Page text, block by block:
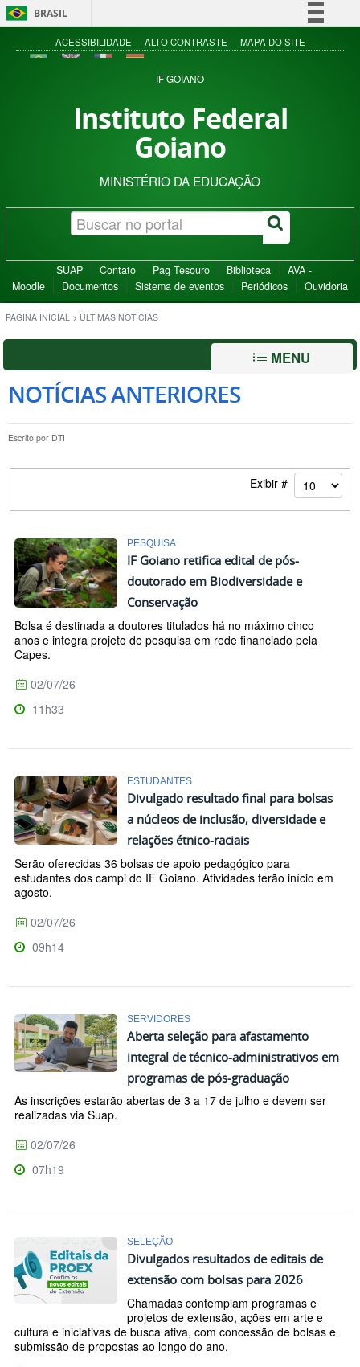
BRASIL
Simplifique!
Acesso à informação
ACESSIBILIDADE ALTO CONTRASTE MAPA DO SITE
IF GOIANO
Instituto Federal
Goiano
MINISTÉRIO DA EDUCAÇÃO
SUAP Contato Pag Tesouro Biblioteca
AVA -
Moodle
Documentos Sistema de eventos Periódicos Ouvidoria
PÁGINA INICIAL > ÚLTIMAS NOTÍCIAS
MENU
NOTÍCIAS ANTERIORES
Escrito por DTI
Exibir #
PESQUISA
IF Goiano retifica edital de pós-
doutorado em Biodiversidade e
Conservação
Bolsa é destinada a doutores titulados há no máximo cinco
anos e integra projeto de pesquisa em rede financiado pela
Capes.
02/07/26
11h33
ESTUDANTES
Divulgado resultado final para bolsas
a núcleos de inclusão, diversidade e
relações étnico-raciais
Serão oferecidas 36 bolsas de apoio pedagógico para
estudantes dos campi do IF Goiano. Atividades terão início em
agosto.
02/07/26
09h14
SERVIDORES
Aberta seleção para afastamento
integral de técnico-administrativos em
programas de pós-graduação
As inscrições estarão abertas de 3 a 17 de julho e devem ser
realizadas via Suap.
02/07/26
07h19
SELEÇÃO
Divulgados resultados de editais de
extensão com bolsas para 2026
Chamadas contemplam programas e
projetos de extensão, ações em arte e
cultura e iniciativas de busca ativa, com concessão de bolsas e
submissão de propostas ao longo do ano.